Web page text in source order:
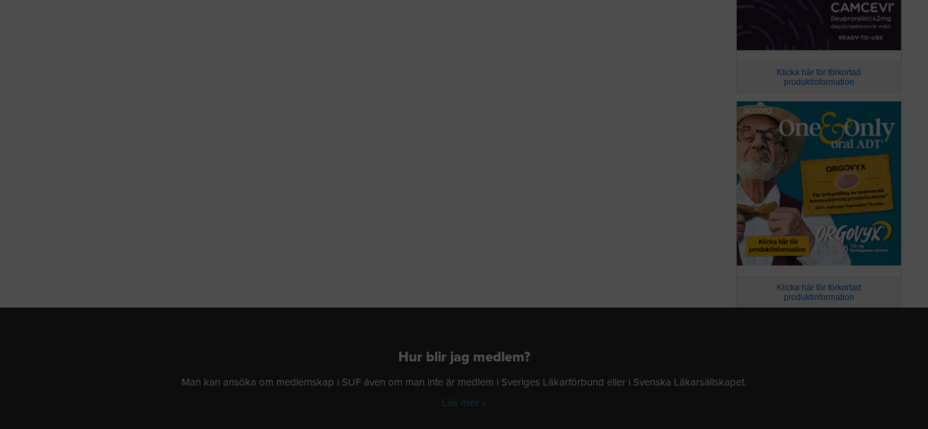
Klicka här för förkortad
produktinformation
Klicka här för förkortad
produktinformation
Hur blir jag medlem?
Man kan ansöka om medlemskap i SUF även om man inte är medlem i Sveriges Läkarförbund eller i Svenska Läkarsällskapet.
Läs mer »